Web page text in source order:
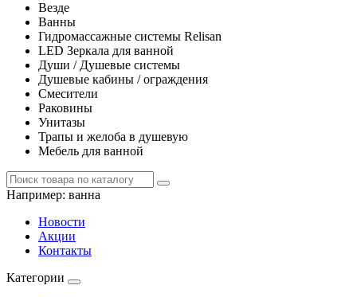
Везде
Ванны
Гидромассажные системы Relisan
LED Зеркала для ванной
Души / Душевые системы
Душевые кабины / ограждения
Смесители
Раковины
Унитазы
Трапы и желоба в душевую
Мебель для ванной
Например: ванна
Новости
Акции
Контакты
Категории